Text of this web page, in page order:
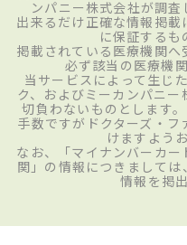
ンパニー株式会社が調査
出来るだけ正確な情報掲
に保証するも
掲載されている医療機関
必ず該当の医療機
当サービスによって生じ
ク、およびミーカンパニ
切負わないものとします
手数ですがドクターズ・
けますよう
なお、「マイナンバーカ
関」の情報につきましては
情報を掲